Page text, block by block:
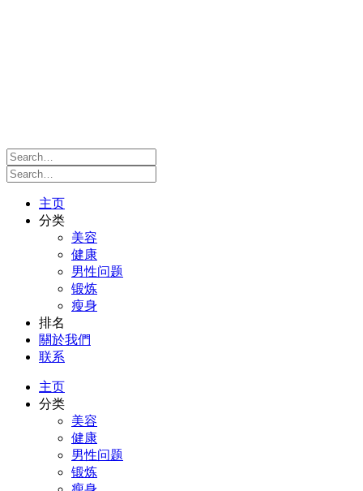
主页
分类
美容
健康
男性问题
锻炼
瘦身
排名
關於我們
联系
主页
分类
美容
健康
男性问题
锻炼